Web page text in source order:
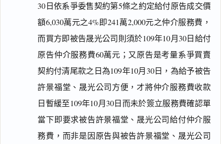
30日依系爭委售契約第5條之約定給付原告成交價
額6,030萬元之4%即241萬2,000元之仲介服務費，
而買方即被告晟光公司則須於109年10月30日給付
原告仲介服務費60萬元；又原告是考量系爭買賣
契約付清尾款之日為109年10月30日，為給予被告
許景福堂、晟光公司方便，才將仲介服務費收款
日暫緩至109年10月30日而未於簽立服務費確認單
當下即要求被告許景福堂、晟光公司給付仲介服
務費，而非是因原告與被告許景福堂、晟光公司